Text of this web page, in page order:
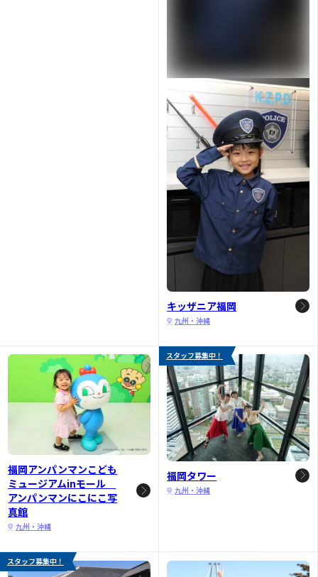
キッザニア福岡
九州・沖縄
福岡アンパンマンこども
ミュージアムinモール
アンパンマンにこにこ写
真館
九州・沖縄
スタッフ募集中！
福岡タワー
九州・沖縄
スタッフ募集中！